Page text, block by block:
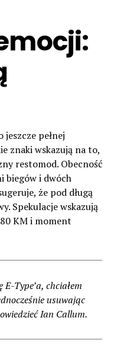
jeszcze pełnej
znaki wskazują na to,
restomod. Obecność
biegów i dwóch
że pod długą
Spekulacje wskazują
KM i moment
Type’a, chciałem
usuwając
Ian Callum.